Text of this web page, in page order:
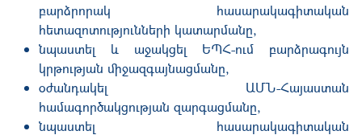
բարձրորակ
հասարակագիտական
հետազոտությունների կատարմանը,
նպաստել և աջակցել ԵՊՀ-ում
բարձրագույն
կրթության միջազգայնացմանը,
օժանդակել ԱՄՆ-Հայաստան
համագործակցության զարգացմանը,
նպաստել հասարակագիտական